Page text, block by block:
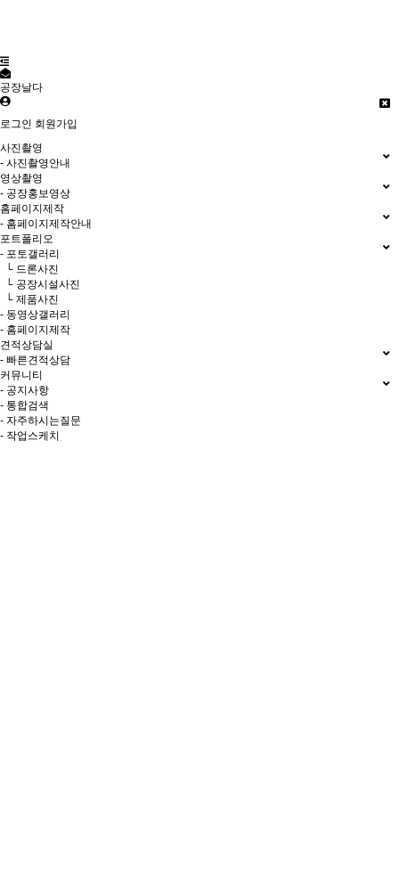
공장날다
로그인 회원가입
사진촬영
- 사진촬영안내
영상촬영
- 공장홍보영상
홈페이지제작
- 홈페이지제작안내
포트폴리오
- 포토갤러리
└ 드론사진
└ 공장시설사진
└ 제품사진
- 동영상갤러리
- 홈페이지제작
견적상담실
- 빠른견적상담
커뮤니티
- 공지사항
- 통합검색
- 자주하시는질문
- 작업스케치